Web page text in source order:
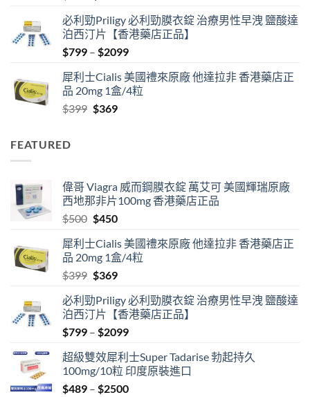
was:
$500.
is:
$450.
必利勁Priligy 必利勁膜衣錠 治療男性早洩 鹽酸達
泊西汀片【香港藥店正品】
$799 – $2099Price
$799
through
犀利士Cialis 美國禮來原廠 他達拉非 香港藥店正
品 20mg 1盒/4粒
$399 Original
$369Current
FEATURED
偉哥 Viagra 威而鋼膜衣錠 萬艾可 美國輝瑞原廠
西地那非片100mg 香港藥店正品
$500 Original
was:
$500.
$450Current
is:
$450.
犀利士Cialis 美國禮來原廠 他達拉非 香港藥店正
品 20mg 1盒/4粒
$399 Original
was:
$399.
$369Current
is:
$369.
必利勁Priligy 必利勁膜衣錠 治療男性早洩 鹽酸達
泊西汀片【香港藥店正品】
$799 – $2099Price
$799
through
$2099
超級雙效犀利士Super Tadarise 勃起持久
100mg/10粒 印度原裝進口
$489 – $2500Price